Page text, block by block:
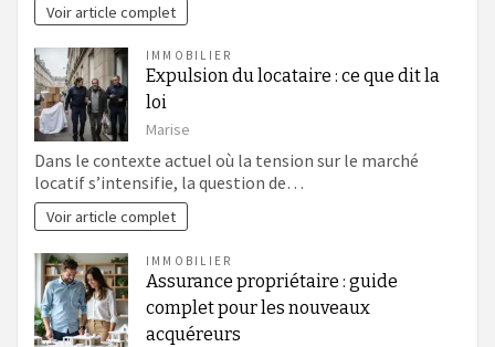
Voir article complet
IMMOBILIER
Expulsion du locataire : ce que dit la
loi
Marise
Dans le contexte actuel où la tension sur le marché
locatif s’intensifie, la question de…
Voir article complet
IMMOBILIER
Assurance propriétaire : guide
complet pour les nouveaux
acquéreurs